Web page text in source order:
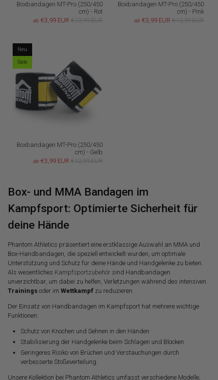
Boxbandagen MT-Pro (250/450
cm) - Rot
ab €3,99 EUR €12,99 EUR
Boxbandagen MT-Pro (250/450
cm) - Pink
ab €3,99 EUR €12,99 EUR
Neu
Sale
Boxbandagen MT-Pro (250/450
cm) - Gelb
ab €3,99 EUR €12,99 EUR
Box- und MMA Bandagen im
Kampfsport: Optimierte Sicherheit für
deine Hände
Phantom Athletics präsentiert eine erstklassige Auswahl an MMA und
Box-Handbandagen, die speziell entwickelt wurden, um optimale
Unterstützung und Schutz für deine Hände und Handgelenke zu bieten.
Als wesentliches Kampfsportzubehör sind Handbandagen
unverzichtbar, um dabei zu helfen, Verletzungen während des intensiven
Trainings oder imWettkampf zu reduzieren.
Der Einsatz von Handbandagen im Kampfsport hat mehrere wichtige
Funktionen:
Schutz von Knochen und Sehnen in den Händen
Stabilisierung der Handgelenke beim Schlagen und Blocken
Geringeres Risiko von Brüchen und Verstauchungen durch
verbesserte Stoßeverteilung.
Unsere Kollektion bei Phantom Athletics umfasst verschiedene Modelle,